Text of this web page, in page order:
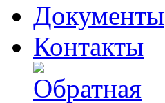
Документы
Контакты